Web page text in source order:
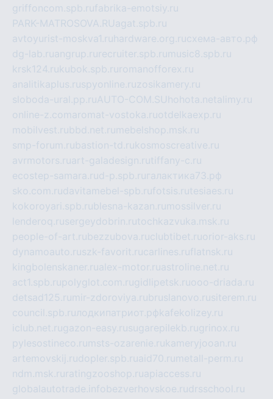
griffoncom.spb.rufabrika-emotsiy.ru
PARK-MATROSOVA.RUagat.spb.ru
avtoyurist-moskva1.ru hardware.org.ruсхема-авто.рф
dg-lab.ruangrup.ru recruiter.spb.ru music8.spb.ru
krsk124.rukubok.spb.ru romanofforex.ru
analitikaplus.ruspyonline.ruzosikamery.ru
sloboda-ural.pp.ruAUTO-COM.SU hohota.netalimy.ru
online-z.comaromat-vostoka.ruotdelkaexp.ru
mobilvest.rubbd.net.ru mebelshop.msk.ru
smp-forum.rubastion-td.rukosmoscreative.ru
avrmotors.ruart-galadesign.rutiffany-c.ru
ecostep-samara.rud-p.spb.ru галактика73.рф
sko.com.rudavitamebel-spb.rufotsis.rutesiaes.ru
kokoroyari.spb.rublesna-kazan.ru mossilver.ru
lenderoq.rusergeydobrin.rutochkazvuka.msk.ru
people-of-art.rubezzubova.ruclubtibet.ruorior-aks.ru
dynamoauto.ruszk-favorit.rucarlines.ruflatnsk.ru
kingbolenskaner.rualex-motor.ruastroline.net.ru
act1.spb.rupolyglot.com.rugidlipetsk.ruooo-driada.ru
detsad125.ru mir-zdoroviya.rubruslanovo.rusiterem.ru
council.spb.ruлодкипатриот.рфkafekolizey.ru
iclub.net.rugazon-easy.rusugarepilekb.rugrinox.ru
pylesostineco.ru msts-ozarenie.rukameryjooan.ru
artemovskij.rudopler.spb.ruaid70.ru metall-perm.ru
ndm.msk.ru ratingzooshop.ruapiaccess.ru
globalautotrade.info bezverhovskoe.rudrsschool.ru